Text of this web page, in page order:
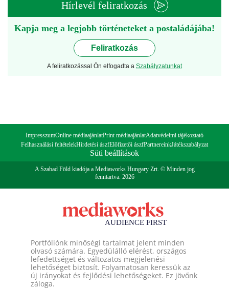
Hírlevél feliratkozás
Kapja meg a legjobb történeteket a postaládájába!
Feliratkozás
A feliratkozással Ön elfogadta a Szabályzatunkat
ImpresszumOnline médiaajánlatPrint médiaajánlatAdatvédelmi tájékoztató
Felhasználási feltételekHirdetési ászfElőfizetői ászfPartnereinkJátékszabályzat
Süti beállítások
A Szabad Föld kiadója a Mediaworks Hungary Zrt. © Minden jog
fenntartva. 2026
Portfóliónk minőségi tartalmat jelent minden
olvasó számára. Egyedülálló elérést, országos
lefedettséget és változatos megjelenési
lehetőséget biztosít. Folyamatosan keressük az
új irányokat és fejlődési lehetőségeket. Ez jövőnk
záloga.